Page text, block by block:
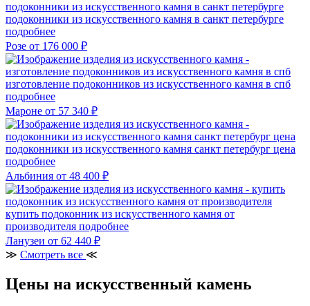
подоконники из искусственного камня в санкт петербурге
подробнее
Розе от 176 000 ₽
изготовление подоконников из искусственного камня в спб
подробнее
Мароне от 57 340 ₽
подоконники из искусственного камня санкт петербург цена
подробнее
Альбиния от 48 400 ₽
купить подоконник из искусственного камня от
производителя подробнее
Ланузеи от 62 440 ₽
≫ Смотреть все ≪
Цены на искусственный камень